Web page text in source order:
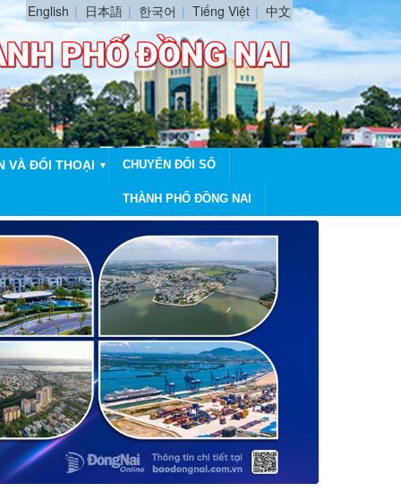
English 日本語 한국어 Tiếng Việt 中文
VÀ ĐỐI THOẠI ▼ CHUYỂN ĐỔI SỐ
THÀNH PHỐ ĐỒNG NAI